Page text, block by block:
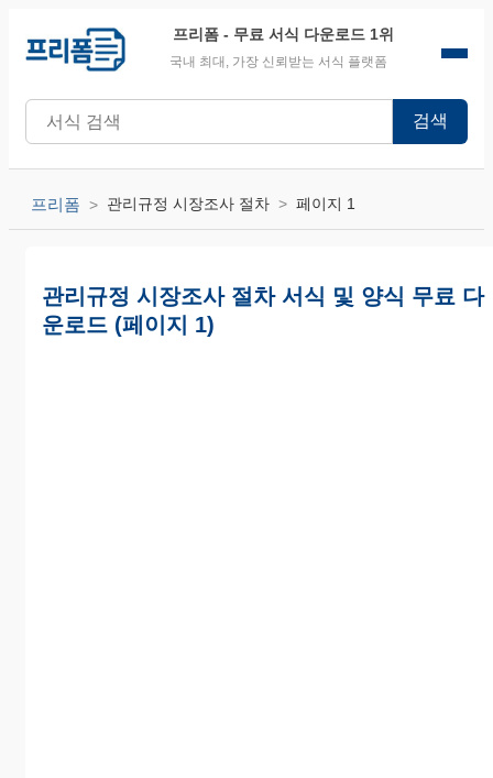
프리폼 - 무료 서식 다운로드 1위
국내 최대, 가장 신뢰받는 서식 플랫폼
검색
프리폼 관리규정 시장조사 절차 페이지 1
관리규정 시장조사 절차 서식 및 양식 무료 다
운로드 (페이지 1)